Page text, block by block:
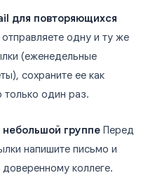
для повторяющихся
одну и ту же
(еженедельные
сохраните ее как
только один раз.
группе Перед
напишите письмо и
коллеге.